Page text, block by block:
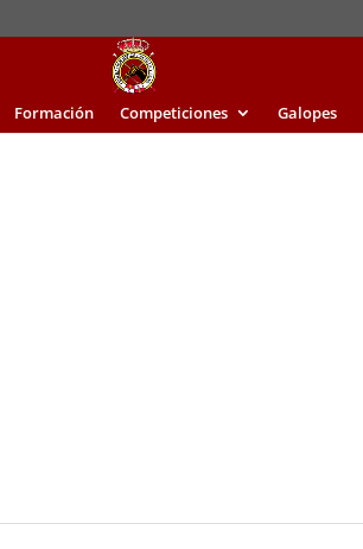
Formación Competiciones Galopes